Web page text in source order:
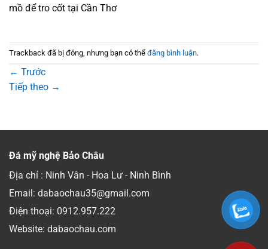
mồ để tro cốt tại Cần Thơ
Trackback đã bị đóng, nhưng bạn có thể đăng bình luận.
← Trước
Tiếp theo →
Đá mỹ nghệ Bảo Châu
Địa chỉ : Ninh Vân - Hoa Lư - Ninh Bình
Email: dabaochau35@gmail.com
Điện thoại: 0912.957.222
Website: dabaochau.com